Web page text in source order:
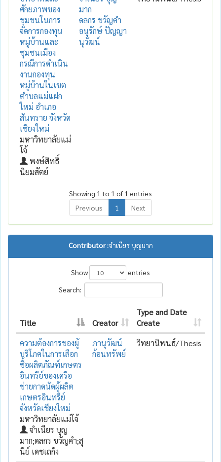
ศักยภาพของ
ชุมชนในการ
จัดการกองทุน
หมู่บ้านและ
ชุมชนเมือง
กรณีการดำเนิน
งานกองทุน
หมู่บ้านในเขต
ตำบลแม่แฝก
ใหม่ อำเภอ
สันทราย จังหวัด
เชียงใหม่
มหาวิทยาลัยแม่
โจ้
พงษ์สิทธิ์
นิยมสัตย์
มาก
ดลกร ขวัญคำ
อนุรักษ์ ปัญญา
นุวัฒน์
Showing 1 to 1 of 1 entries
Previous
1 Next
Contributor :จำเนียร บุญมาก
Show
entries
Search:
Title Creator
Type and Date
Create
ความต้องการของผู้
บริโภคในการเลือก
ซื้อผลิตภัณฑ์เกษตร
อินทรีย์ของเครือ
ข่ายกาดนัดผู้ผลิต
เกษตรอินทรีย์
จังหวัดเชียงใหม่
มหาวิทยาลัยแม่โจ้
จำเนียร บุญ
มาก;ดลกร ขวัญคำ;สุ
นีย์ เดชเถกิง
ภานุวัฒน์
ก้อนทรัพย์
วิทยานิพนธ์/Thesis